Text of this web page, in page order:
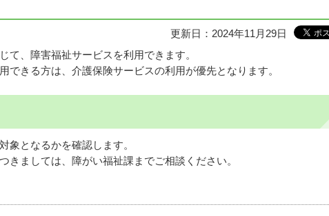
更新日：2024年11月29日
て、障害福祉サービスを利用できます。
できる方は、介護保険サービスの利用が優先となります。
象となるかを確認します。
きましては、障がい福祉課までご相談ください。